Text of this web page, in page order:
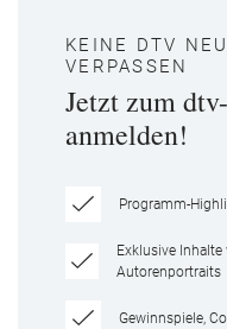
KEINE DTV
VERPASSEN
Jetzt zum
anmelden!
Programm-
Exklusive Inhalte
Autorenportraits
Gewinnspiele,